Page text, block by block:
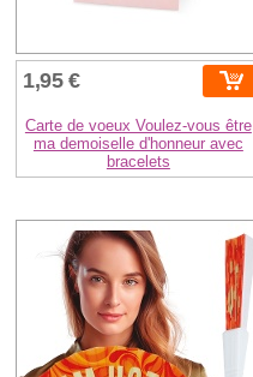
1,95 €
Carte de voeux Voulez-vous être
ma demoiselle d'honneur avec
bracelets